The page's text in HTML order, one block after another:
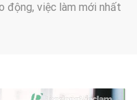
động, việc làm mới nhất